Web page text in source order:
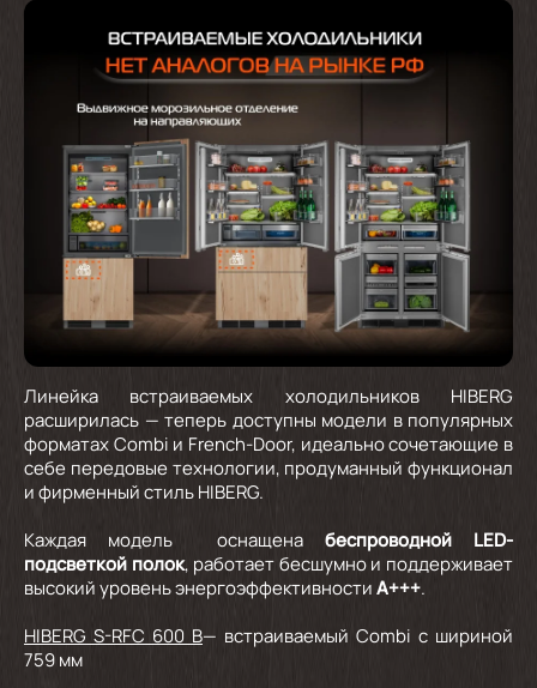
Линейка встраиваемых холодильников HIBERG
расширилась — теперь доступны модели в популярных
форматах Combi и French-Door, идеально сочетающие в
себе передовые технологии, продуманный функционал
и фирменный стиль HIBERG.
Каждая модель оснащена беспроводной LED-
подсветкой полок, работает бесшумно и поддерживает
высокий уровень энергоэффективностиA+++.
HIBERG S-RFC 600 B— встраиваемый Combi с шириной
759 мм